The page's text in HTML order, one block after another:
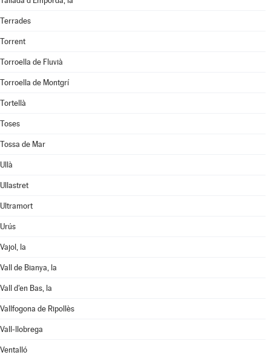
Terrades
Torrent
Torroella de Fluvià
Torroella de Montgrí
Tortellà
Toses
Tossa de Mar
Ullà
Ullastret
Ultramort
Urús
Vajol, la
Vall de Bianya, la
Vall d'en Bas, la
Vallfogona de Ripollès
Vall-llobrega
Ventalló